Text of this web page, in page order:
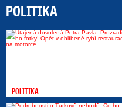
POLITIKA
POLITIKA